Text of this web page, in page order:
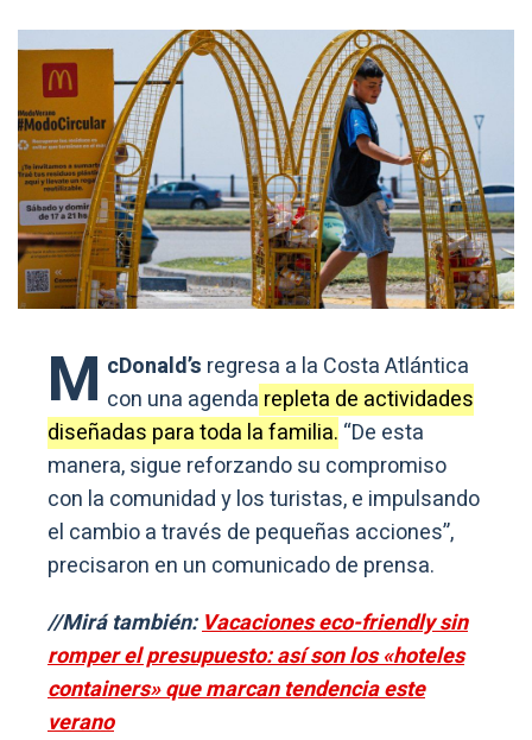
M cDonald’s regresa a la Costa Atlántica
con una agenda repleta de actividades
diseñadas para toda la familia. “De esta
manera, sigue reforzando su compromiso
con la comunidad y los turistas, e impulsando
el cambio a través de pequeñas acciones”,
precisaron en un comunicado de prensa.
//Mirá también:Vacaciones eco-friendly sin
romper el presupuesto: así son los «hoteles
containers» que marcan tendencia este
verano